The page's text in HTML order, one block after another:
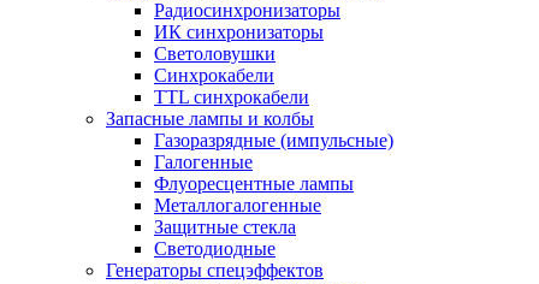
Радиосинхронизаторы
ИК синхронизаторы
Светоловушки
Синхрокабели
TTL синхрокабели
Запасные лампы и колбы
Газоразрядные (импульсные)
Галогенные
Флуоресцентные лампы
Металлогалогенные
Защитные стекла
Светодиодные
Генераторы спецэффектов